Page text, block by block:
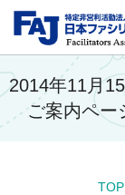
2014年11月
ご案内ペー
TOP